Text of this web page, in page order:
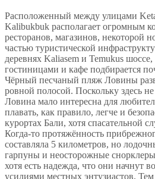
Расположенный между улицами
Kalibukbuk располагает огромным
ресторанов, магазинов, некоторой
частью туристической
деревнях Kaliasem и Temukus
гостиницами и кафе подбирается
Чёрный песчаный пляж Ловины
ровной полосой. Поскольку здесь
Ловина мало интересна для
плавать, как правило, легче и
курортах Бали, хотя спасательной
Когда-то протяжённость
составляла 5 километров, но
гарпуны и неосторожные
хотя есть надежда, что они начнут
усилиями местных энтузиастов.